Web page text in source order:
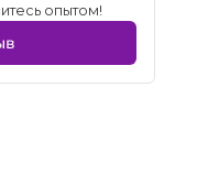
опытом!